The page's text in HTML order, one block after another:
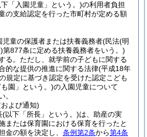
「入園児童」という。)の利用者負担
の支給認定を行った市町村が定める額
児童の保護者または扶養義務者(民法(明
第877条に定める扶養義務者をいう。)
る。 ただし、就学前の子どもに関する
的な提供の推進に関する法律(平成18年
規定に基づき認定を受けた認定こども
園」という。)の入園児童について
。
よび通知)
(以下「所長」という。)は、助産の実
または保育園における保育を行ったと
金の額を決定し、 条例第2条から第4条